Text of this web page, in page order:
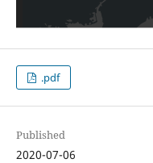
.pdf
Published
2020-07-06